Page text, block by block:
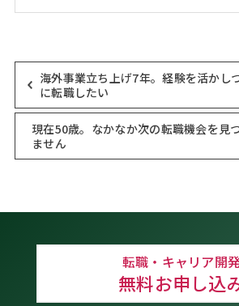
海外事業立ち上げ7年。経験を活かし
に転職したい
現在50歳。なかなか次の転職機会を見
ません
転職・キャリア開
無料お申し込